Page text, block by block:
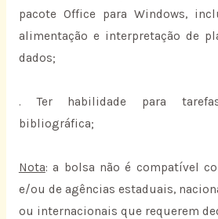
pacote Office para Windows,
alimentação e interpretação de
dados;
. Ter habilidade para
bibliográfica;
Nota: a bolsa não é compatível
e/ou de agências estaduais,
ou internacionais que requerem